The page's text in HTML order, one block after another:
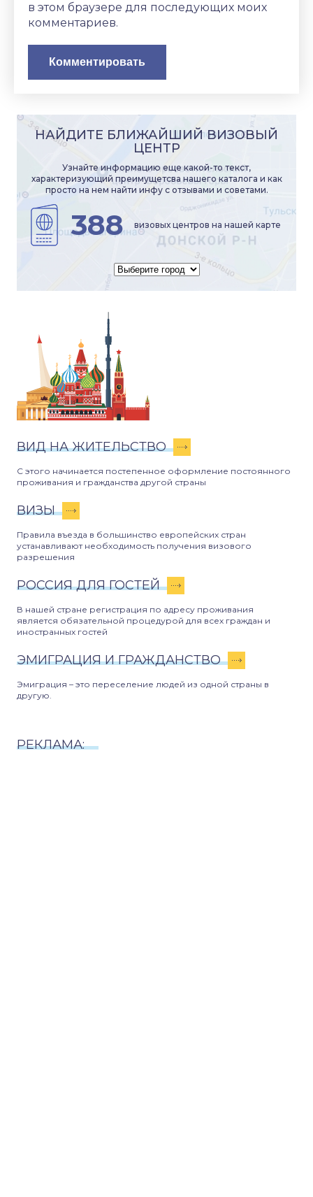
в этом браузере для последующих моих
комментариев.
НАЙДИТЕ БЛИЖАЙШИЙ ВИЗОВЫЙ
ЦЕНТР
Узнайте информацию еще какой-то текст,
характеризующий преимущетсва нашего каталога и как
просто на нем найти инфу с отзывами и советами.
388 визовых центров на нашей карте
ВИД НА ЖИТЕЛЬСТВО
С этого начинается постепенное оформление постоянного
проживания и гражданства другой страны
ВИЗЫ
Правила въезда в большинство европейских стран
устанавливают необходимость получения визового
разрешения
РОССИЯ ДЛЯ ГОСТЕЙ
В нашей стране регистрация по адресу проживания
является обязательной процедурой для всех граждан и
иностранных гостей
ЭМИГРАЦИЯ И ГРАЖДАНСТВО
Эмиграция – это переселение людей из одной страны в
другую.
РЕКЛАМА: